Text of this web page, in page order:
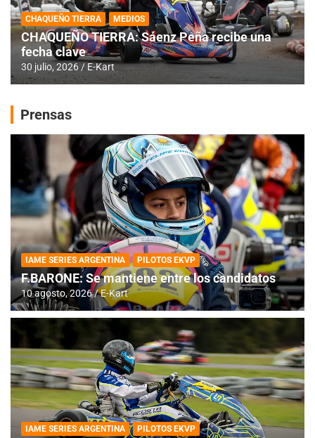
CHAQUEÑO TIERRA MEDIOS
CHAQUEÑO TIERRA: Sáenz Peña recibe una
fecha clave
30 julio, 2026 E-Kart
Prensas
IAME SERIES ARGENTINA PILOTOS EKVP
F.BARONE: Se mantiene entre los candidatos
10 agosto, 2026 E-Kart
IAME SERIES ARGENTINA PILOTOS EKVP